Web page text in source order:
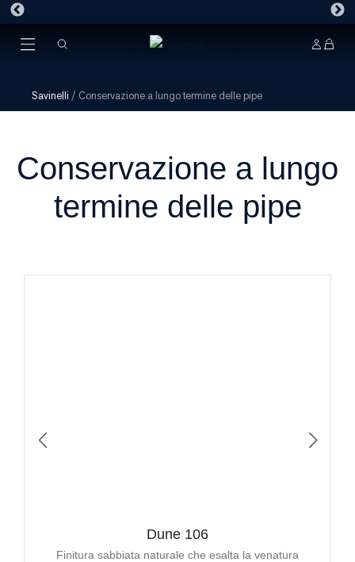
Savinelli / Conservazione a lungo termine delle pipe
Conservazione a lungo
termine delle pipe
Dune 106
Finitura sabbiata naturale che esalta la venatura